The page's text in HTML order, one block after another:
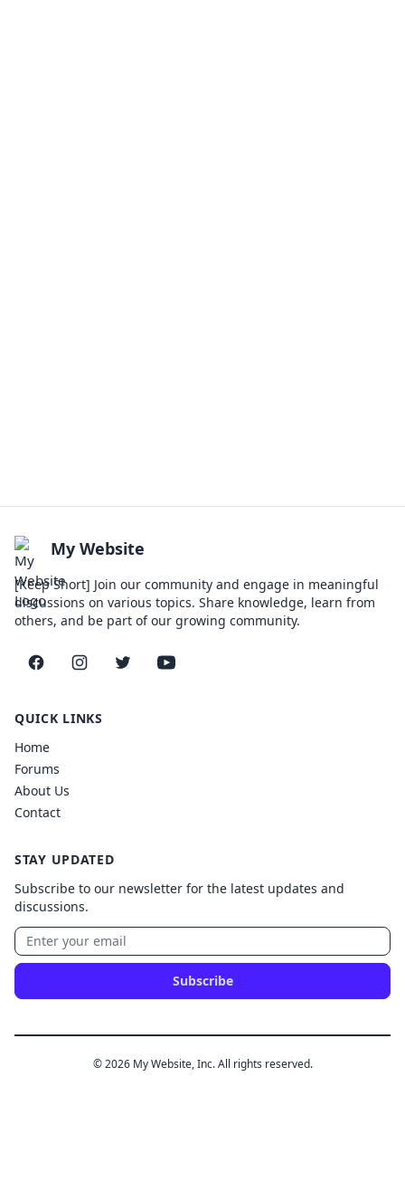
My Website
[Keep Short] Join our community and engage in meaningful
discussions on various topics. Share knowledge, learn from
others, and be part of our growing community.
FacebookInstagramTwitterYouTube
QUICK LINKS
Home
Forums
About Us
Contact
STAY UPDATED
Subscribe to our newsletter for the latest updates and
discussions.
Subscribe
© 2026 My Website, Inc. All rights reserved.